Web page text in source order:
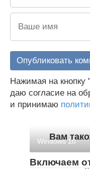
Нажимая на кнопку
даю согласие на
и принимаю
Вам
Windows 10
Включаем